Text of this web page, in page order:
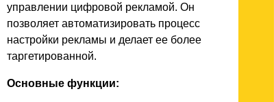
управлении цифровой рекламой. Он
позволяет автоматизировать процесс
настройки рекламы и делает ее более
таргетированной.
Основные функции: